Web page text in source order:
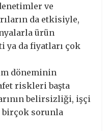
ve
da etkisiyle,
ürün
ya da fiyatları çok
döneminin
riskleri başta
belirsizliği, işçi
birçok sorunla